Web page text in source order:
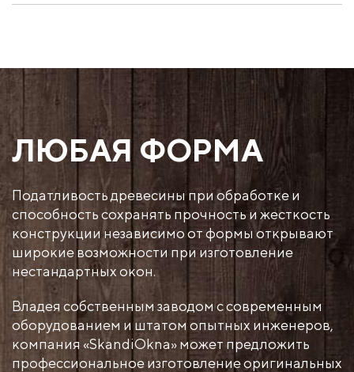
ЛЮБАЯ ФОРМА
Податливость древесины при обработке и
способность сохранять прочность и жесткость
конструкции независимо от формы открывают
широкие возможности при изготовление
нестандартных окон.
Владея собственным заводом с современным
оборудованием и штатом опытных инженеров,
компания «SkandiOkna» может предложить
профессиональное изготовление оригинальных